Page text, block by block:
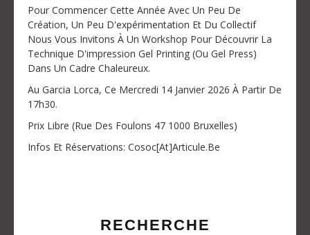
Pour Commencer Cette Année Avec Un Peu De
Création, Un Peu D'expérimentation Et Du Collectif
Nous Vous Invitons À Un Workshop Pour Découvrir La
Technique D'impression Gel Printing (ou Gel Press)
Dans Un Cadre Chaleureux.
Au Garcia Lorca, Ce Mercredi 14 Janvier 2026 À Partir De
17h30.
Prix Libre (Rue Des Foulons 47 1000 Bruxelles)
Infos Et Réservations: Cosoc[at]articule.be
RECHERCHE